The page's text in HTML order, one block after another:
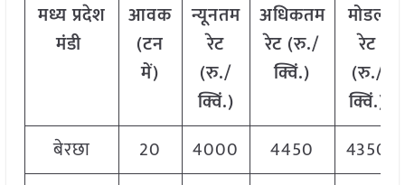
मध्यप्रदेश
मंडी
आवक
(टन
में)
न्यूनतम
रेट
(रु./
क्विं.)
अधिकतम
रेट (रु./
क्विं.)
मोडल
रेट
(रु./
क्विं.)
बेरछा
20 4000 4450
4350